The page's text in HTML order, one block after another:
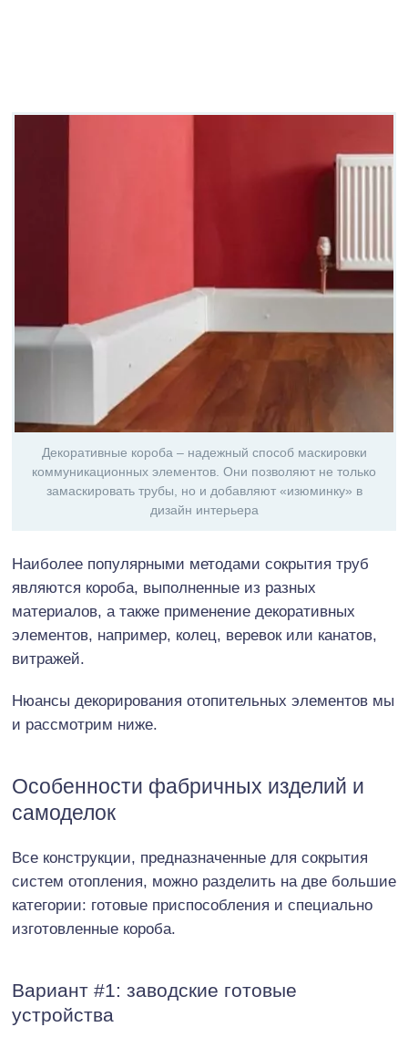
Декоративные короба – надежный способ маскировки
коммуникационных элементов. Они позволяют не только
замаскировать трубы, но и добавляют «изюминку» в
дизайн интерьера
Наиболее популярными методами сокрытия труб
являются короба, выполненные из разных
материалов, а также применение декоративных
элементов, например, колец, веревок или канатов,
витражей.
Нюансы декорирования отопительных элементов мы
и рассмотрим ниже.
Особенности фабричных изделий и
самоделок
Все конструкции, предназначенные для сокрытия
систем отопления, можно разделить на две большие
категории: готовые приспособления и специально
изготовленные короба.
Вариант #1: заводские готовые
устройства